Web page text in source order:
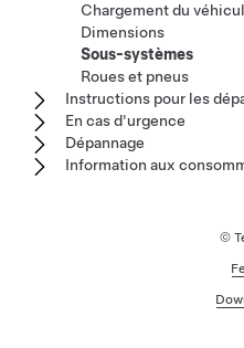
Chargement du
Dimensions
Sous-systèmes
Roues et pneus
Instructions pour les
En cas d'urgence
Dépannage
Information aux
©